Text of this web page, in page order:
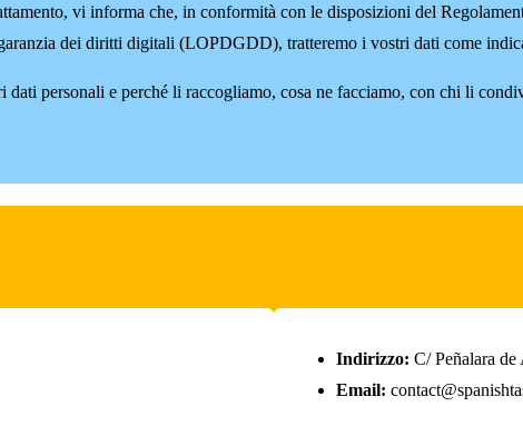
vi informa che, in conformità con le disposizioni del
dei diritti digitali (LOPDGDD), tratteremo i vostri dati come
personali e perché li raccogliamo, cosa ne facciamo, con chi li
Indirizzo: C/ Peñalara
Email: